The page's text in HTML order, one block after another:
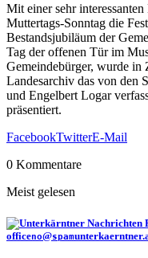
Mit einer sehr
Muttertags-Sonntag die
Bestandsjubiläum der
Tag der offenen Tür im
Gemeindebürger, wurde in
Landesarchiv das von den
und Engelbert Logar
präsentiert.
FacebookTwitterE-Mail
0 Kommentare
Meist gelesen
officeno@spam